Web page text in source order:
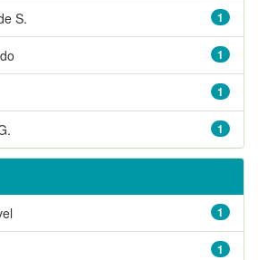
1
S.
1
1
1
1
1